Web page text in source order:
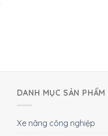
DANH MỤC SẢN PHẨM
Xe nâng công nghiệp